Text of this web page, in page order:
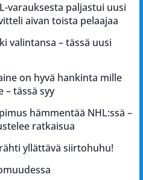
varauksesta paljastui uusi
aivan toista pelaajaa
valintansa – tässä uusi
on hyvä hankinta mille
– tässä syy
hämmentää NHL:ssä –
ratkaisua
yllättävä siirtohuhu!